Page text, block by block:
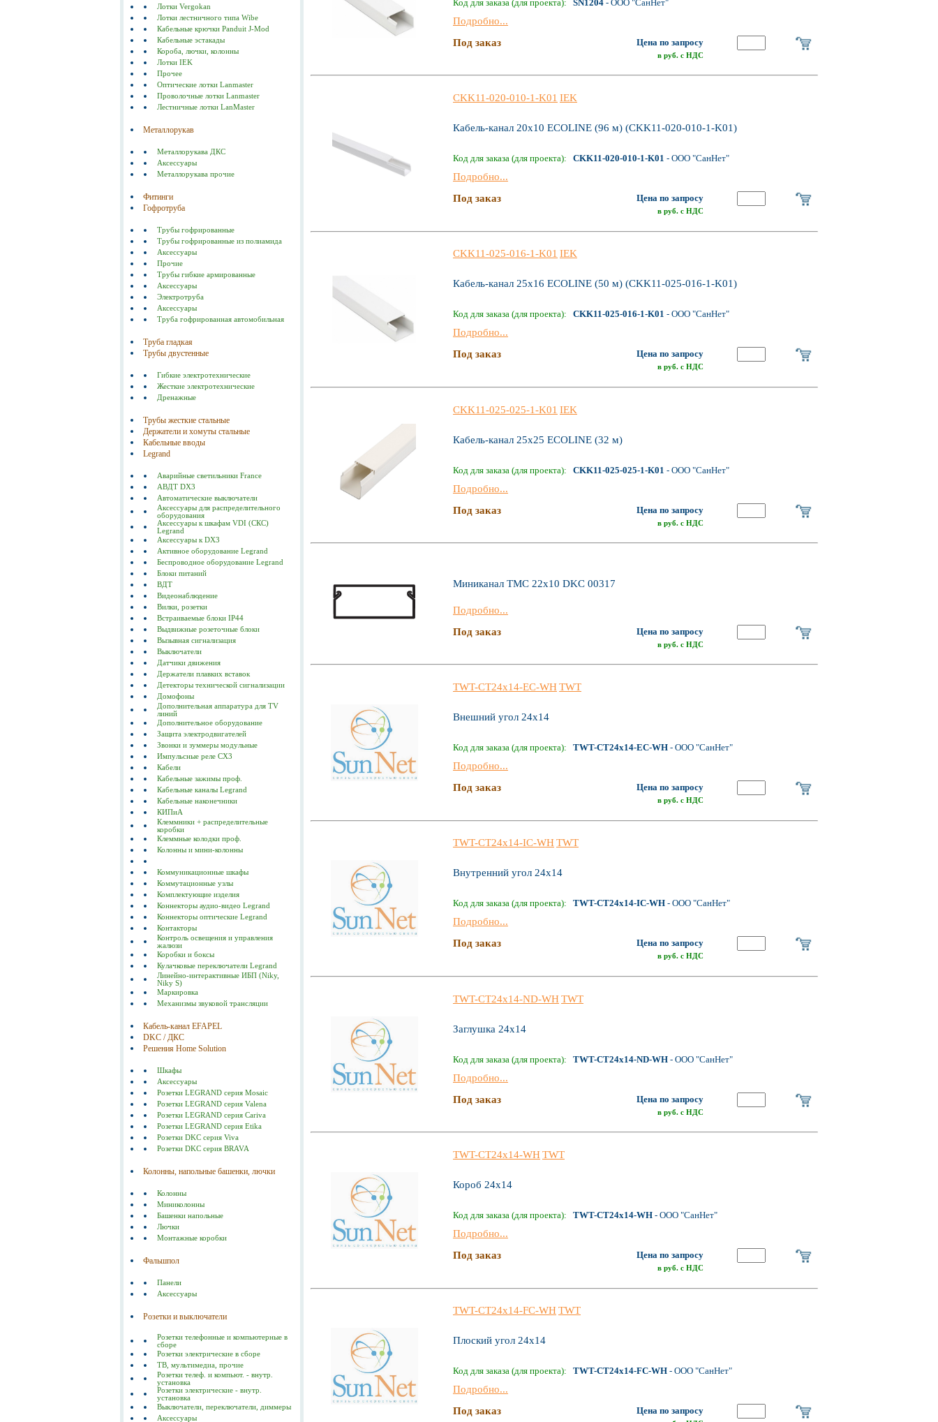
Лотки Vergokan
Лотки лестничного типа Wibe
Кабельные крючки Panduit J-Mod
Кабельные эстакады
Короба, лючки, колонны
Лотки IEK
Прочее
Оптические лотки Lanmaster
Проволочные лотки Lanmaster
Лестничные лотки LanMaster
Металлорукав
Металлорукава ДКС
Аксессуары
Металлорукава прочие
Фитинги
Гофротруба
Трубы гофрированные
Трубы гофрированные из полиамида
Аксессуары
Прочие
Трубы гибкие армированные
Аксессуары
Электротруба
Аксессуары
Труба гофрированная автомобильная
Труба гладкая
Трубы двустенные
Гибкие электротехнические
Жесткие электротехнические
Дренажные
Трубы жесткие стальные
Держатели и хомуты стальные
Кабельные вводы
Legrand
Аварийные светильники France
АВДТ DX3
Автоматические выключатели
Аксессуары для распределительного
оборудования
Аксессуары к шкафам VDI (СКС)
Legrand
Аксессуары к DX3
Активное оборудование Legrand
Беспроводное оборудование Legrand
Блоки питаний
ВДТ
Видеонаблюдение
Вилки, розетки
Встраиваемые блоки IP44
Выдвижные розеточные блоки
Вызывная сигнализация
Выключатели
Датчики движения
Держатели плавких вставок
Детекторы технической сигнализации
Домофоны
Дополнительная аппаратура для TV
линий
Дополнительное оборудование
Защита электродвигателей
Звонки и зуммеры модульные
Импульсные реле CX3
Кабели
Кабельные зажимы проф.
Кабельные каналы Legrand
Кабельные наконечники
КИПиА
Клеммники + распределительные
коробки
Клеммные колодки проф.
Колонны и мини-колонны
Коммуникационные шкафы
Коммутационные узлы
Комплектующие изделия
Коннекторы аудио-видео Legrand
Коннекторы оптические Legrand
Контакторы
Контроль освещения и управления
жалюзи
Коробки и боксы
Кулачковые переключатели Legrand
Линейно-интерактивные ИБП (Niky,
Niky S)
Маркировка
Механизмы звуковой трансляции
Кабель-канал EFAPEL
DKC / ДКС
Решения Home Solution
Шкафы
Аксессуары
Розетки LEGRAND серия Mosaic
Розетки LEGRAND серия Valena
Розетки LEGRAND серия Cariva
Розетки LEGRAND серия Etika
Розетки DKC серия Viva
Розетки DKC серия BRAVA
Колонны, напольные башенки, лючки
Колонны
Миниколонны
Башенки напольные
Лючки
Монтажные коробки
Фальшпол
Панели
Аксессуары
Розетки и выключатели
Розетки телефонные и компьютерные в
сборе
Розетки электрические в сборе
ТВ, мультимедиа, прочие
Розетки телеф. и компьют. - внутр.
установка
Розетки электрические - внутр.
установка
Выключатели, переключатели, диммеры
Аксессуары
Код для заказа (для проекта): SN1204 - ООО "СанНет"
Подробно...
Под заказ
Цена по запросу
в руб. с НДС
CKK11-020-010-1-K01 IEK
Кабель-канал 20х10 ECOLINE (96 м) (CKK11-020-010-1-K01)
Код для заказа (для проекта): CKK11-020-010-1-K01 - ООО "СанНет"
Подробно...
Под заказ
Цена по запросу
в руб. с НДС
CKK11-025-016-1-K01 IEK
Кабель-канал 25х16 ECOLINE (50 м) (CKK11-025-016-1-K01)
Код для заказа (для проекта): CKK11-025-016-1-K01 - ООО "СанНет"
Подробно...
Под заказ
Цена по запросу
в руб. с НДС
CKK11-025-025-1-K01 IEK
Кабель-канал 25х25 ECOLINE (32 м)
Код для заказа (для проекта): CKK11-025-025-1-K01 - ООО "СанНет"
Подробно...
Под заказ
Цена по запросу
в руб. с НДС
Миниканал TMC 22x10 DKC 00317
Подробно...
Под заказ
Цена по запросу
в руб. с НДС
TWT-CT24x14-EC-WHTWT
Внешний угол 24х14
Код для заказа (для проекта): TWT-CT24x14-EC-WH - ООО "СанНет"
Подробно...
Под заказ
Цена по запросу
в руб. с НДС
TWT-CT24x14-IC-WHTWT
Внутренний угол 24х14
Код для заказа (для проекта): TWT-CT24x14-IC-WH - ООО "СанНет"
Подробно...
Под заказ
Цена по запросу
в руб. с НДС
TWT-CT24x14-ND-WHTWT
Заглушка 24х14
Код для заказа (для проекта): TWT-CT24x14-ND-WH - ООО "СанНет"
Подробно...
Под заказ
Цена по запросу
в руб. с НДС
TWT-CT24x14-WHTWT
Короб 24х14
Код для заказа (для проекта): TWT-CT24x14-WH - ООО "СанНет"
Подробно...
Под заказ
Цена по запросу
в руб. с НДС
TWT-CT24x14-FC-WHTWT
Плоский угол 24х14
Код для заказа (для проекта): TWT-CT24x14-FC-WH - ООО "СанНет"
Подробно...
Под заказ
Цена по запросу